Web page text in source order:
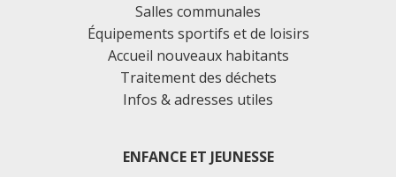
Salles communales
Équipements sportifs et de loisirs
Accueil nouveaux habitants
Traitement des déchets
Infos & adresses utiles
ENFANCE ET JEUNESSE